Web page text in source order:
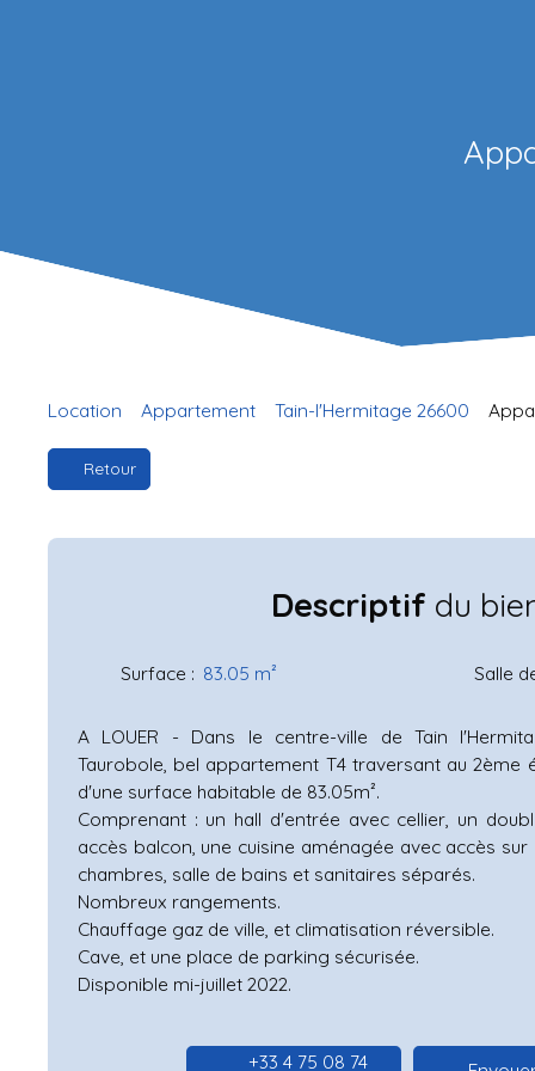
Location Appartement Tain-l'Hermitage 26600
Retour
Descriptif du
Surface : 83.05 m² Salle
A LOUER - Dans le centre-ville de Tain
Taurobole, bel appartement T4 traversant au 2ème
d'une surface habitable de 83.05m².
Comprenant : un hall d'entrée avec cellier, un
accès balcon, une cuisine aménagée avec accès
chambres, salle de bains et sanitaires séparés.
Nombreux rangements.
Chauffage gaz de ville, et climatisation réversible.
Cave, et une place de parking sécurisée.
Disponible mi-juillet 2022.
+33 4 75 08 74